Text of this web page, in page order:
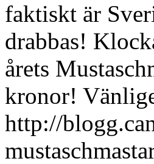
faktiskt är
drabbas!
årets
kronor!
http://